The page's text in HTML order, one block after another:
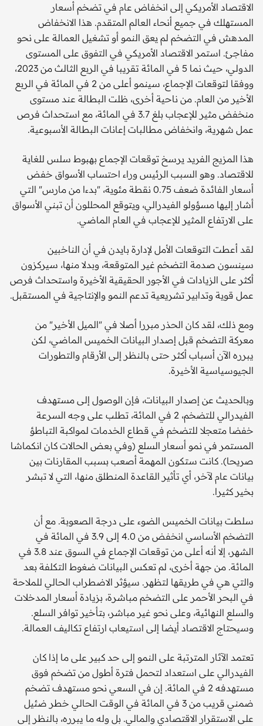
الاقتصاد الأمريكي إلى انخفاض عام في تضخم أسعار
المستهلك في جميع أنحاء العالم المتقدم. هذا الانخفاض
المدهش في التضخم لم يعق النمو أو تشغيل العمالة على نحو
مفاجئ. استمر الاقتصاد الأمريكي في التفوق على المستوى
الدولي، حيث نما 5 في المائة تقريبا في الربع الثالث من 2023،
ووفقا لتوقعات الإجماع، سينمو أعلى من 2 في المائة في الربع
الأخير من العام. من ناحية أخرى، ظلت البطالة عند مستوى
منخفض مثير للإعجاب بلغ 3.7 في المائة، مع استحداث فرص
عمل شهرية، وانخفاض مطالبات إعانات البطالة الأسبوعية.
هذا المزيج الفريد يرسخ توقعات الإجماع بهبوط سلس للغاية
للاقتصاد. وهو السبب الرئيس وراء احتساب الأسواق خفض
أسعار الفائدة ضعف 0.75 نقطة مئوية، "بدءا من مارس" التي
أشار إليها مسؤولو الفيدرالي، ويتوقع المحللون أن تبني الأسواق
على الارتفاع المثير للإعجاب في العام الماضي.
لقد أعطت التوقعات الأمل لإدارة بايدن في أن الناخبين
سينسون صدمة التضخم غير المتوقعة، وبدلا منها، سيركزون
أكثر على الزيادات في الأجور الحقيقية الأخيرة واستحداث فرص
عمل قوية وتدابير تشريعية تدعم النمو والإنتاجية في المستقبل.
ومع ذلك، لقد كان الحذر مبررا أصلا في "الميل الأخير" من
معركة التضخم قبل إصدار البيانات الخميس الماضي، لكن
يبرره الآن أسباب أكثر حتى بالنظر إلى الأرقام والتطورات
الجيوسياسية الأخيرة.
وبالحديث عن إصدار البيانات، فإن الوصول إلى مستهدف
الفيدرالي للتضخم، 2 في المائة، تطلب على وجه السرعة
خفضا متعجلا للتضخم في قطاع الخدمات لمواكبة التباطؤ
المستمر في نمو أسعار السلع (وفي بعض الحالات كان انكماشا
صريحا). كانت ستكون المهمة أصعب بسبب المقارنات بين
بيانات عام لآخر، أي تأثير القاعدة المنطلق منها، التي لا تبشر
بخير كثيرا.
سلطت بيانات الخميس الضوء على درجة الصعوبة. مع أن
التضخم الأساسي انخفض من 4.0 إلى 3.9 في المائة في
الشهر، إلا أنه أعلى من توقعات الإجماع في السوق عند 3.8 في
المائة. من جهة أخرى، لم تعكس البيانات ضغوط التكلفة بعد
والتي هي في طريقها لتظهر. سيؤثر الاضطراب الحالي للملاحة
في البحر الأحمر على التضخم مباشرة، بزيادة أسعار المدخلات
والسلع النهائية، وعلى نحو غير مباشر، بتأخير توافر السلع.
وسيحتاج الاقتصاد أيضا إلى استيعاب ارتفاع تكاليف العمالة.
تعتمد الآثار المترتبة على النمو إلى حد كبير على ما إذا كان
الفيدرالي على استعداد لتحمل فترة أطول من تضخم فوق
مستهدفه 2 في المائة. إن في السعي نحو مستهدف تضخم
ضمني قريب من 3 في المائة في الوقت الحالي خطر ضئيل
على الاستقرار الاقتصادي والمالي. بل وله ما يبرره، بالنظر إلى